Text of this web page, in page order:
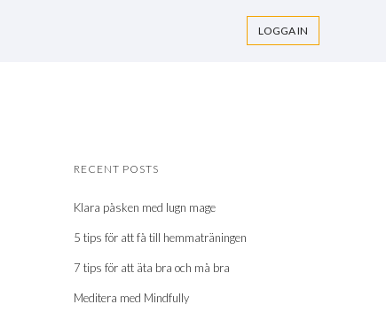
LOGGA IN
RECENT POSTS
Klara påsken med lugn mage
5 tips för att få till hemmaträningen
7 tips för att äta bra och må bra
Meditera med Mindfully